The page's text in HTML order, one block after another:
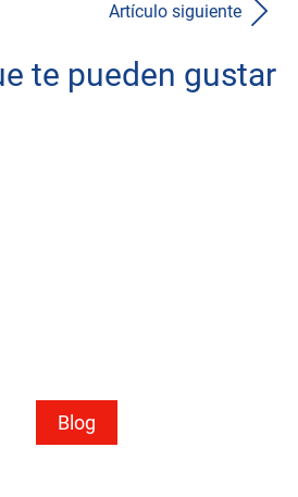
Artículo siguiente
te pueden gustar
Blog